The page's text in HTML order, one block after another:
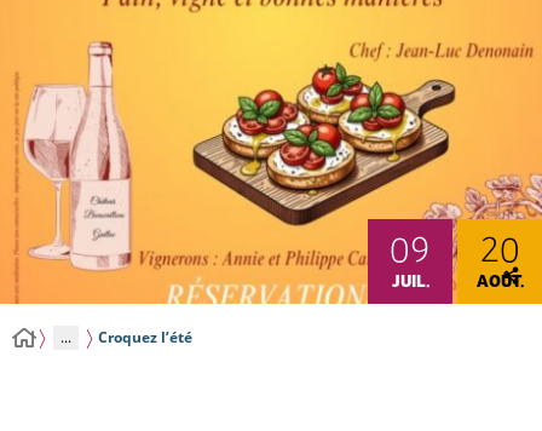
09
JUIL.
20
AOÛT.
... Croquez l’été